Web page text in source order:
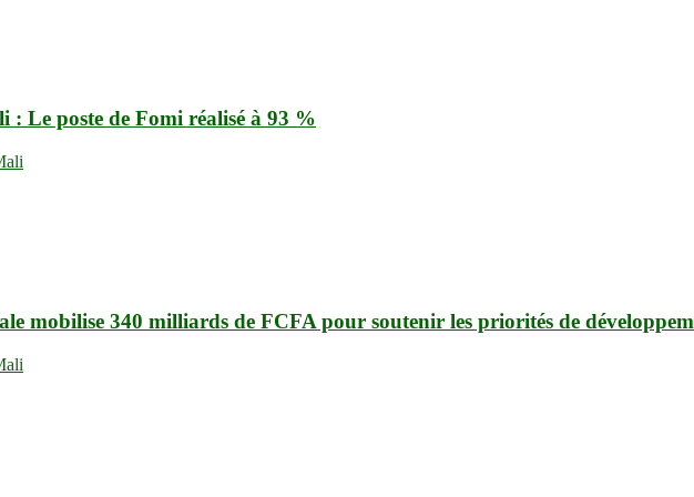
Le poste de Fomi réalisé à 93 %
mobilise 340 milliards de FCFA pour soutenir les priorités de